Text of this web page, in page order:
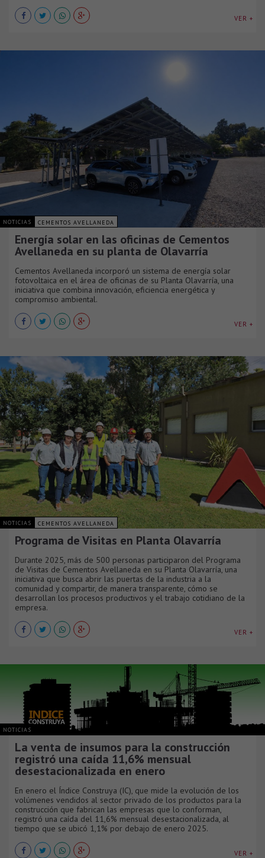
VER +
NOTICIAS CEMENTOS AVELLANEDA
Energía solar en las oficinas de Cementos
Avellaneda en su planta de Olavarría
Cementos Avellaneda incorporó un sistema de energía solar
fotovoltaica en el área de oficinas de su Planta Olavarría, una
iniciativa que combina innovación, eficiencia energética y
compromiso ambiental.
VER +
NOTICIAS CEMENTOS AVELLANEDA
Programa de Visitas en Planta Olavarría
Durante 2025, más de 500 personas participaron del Programa
de Visitas de Cementos Avellaneda en su Planta Olavarría, una
iniciativa que busca abrir las puertas de la industria a la
comunidad y compartir, de manera transparente, cómo se
desarrollan los procesos productivos y el trabajo cotidiano de la
empresa.
VER +
NOTICIAS
La venta de insumos para la construcción
registró una caída 11,6% mensual
desestacionalizada en enero
En enero el Índice Construya (IC), que mide la evolución de los
volúmenes vendidos al sector privado de los productos para la
construcción que fabrican las empresas que lo conforman,
registró una caída del 11,6% mensual desestacionalizada, al
tiempo que se ubicó 1,1% por debajo de enero 2025.
VER +